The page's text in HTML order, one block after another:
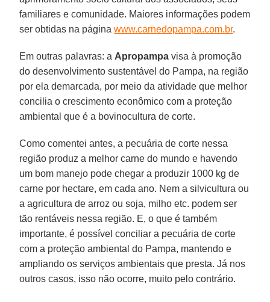
familiares e comunidade. Maiores informações podem
ser obtidas na páginawww.carnedopampa.com.br.
Em outras palavras: a Apropampavisa à promoção
do desenvolvimento sustentável do Pampa, na região
por ela demarcada, por meio da atividade que melhor
concilia o crescimento econômico com a proteção
ambiental que é a bovinocultura de corte.
Como comentei antes, a pecuária de corte nessa
região produz a melhor carne do mundo e havendo
um bom manejo pode chegar a produzir 1000 kg de
carne por hectare, em cada ano. Nem a silvicultura ou
a agricultura de arroz ou soja, milho etc. podem ser
tão rentáveis nessa região. E, o que é também
importante, é possível conciliar a pecuária de corte
com a proteção ambiental do Pampa, mantendo e
ampliando os serviços ambientais que presta. Já nos
outros casos, isso não ocorre, muito pelo contrário.